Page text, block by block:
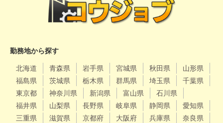
勤務地から探す
北海道 青森県 岩手県 宮城県 秋田県
山形県
福島県
茨城県 栃木県 群馬県 埼玉県
千葉県
東京都
神奈川県 新潟県 富山県
石川県
福井県
山梨県 長野県 岐阜県 静岡県
愛知県
三重県
滋賀県 京都府 大阪府 兵庫県
奈良県